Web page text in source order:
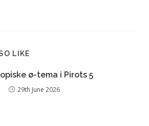
LIKE
ø-tema i Pirots 5
29th June 2026